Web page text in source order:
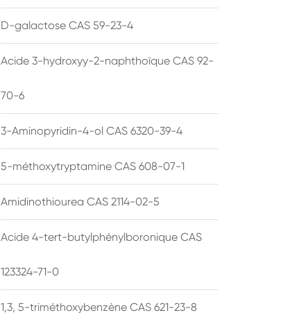
D-galactose CAS 59-23-4
Acide 3-hydroxyy-2-naphthoïque CAS 92-
70-6
3-Aminopyridin-4-ol CAS 6320-39-4
5-méthoxytryptamine CAS 608-07-1
Amidinothiourea CAS 2114-02-5
Acide 4-tert-butylphénylboronique CAS
123324-71-0
1,3, 5-triméthoxybenzène CAS 621-23-8